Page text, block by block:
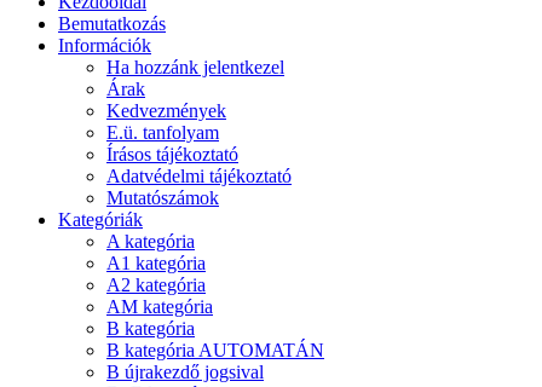
Bemutatkozás
Információk
Ha hozzánk jelentkezel
Árak
Kedvezmények
E.ü. tanfolyam
Írásos tájékoztató
Adatvédelmi tájékoztató
Mutatószámok
Kategóriák
A kategória
A1 kategória
A2 kategória
AM kategória
B kategória
B kategória AUTOMATÁN
B újrakezdő jogsival